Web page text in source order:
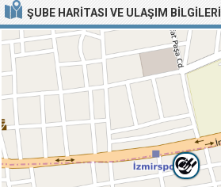
ŞUBE HARITASI VE ULAŞIM BILGILERI